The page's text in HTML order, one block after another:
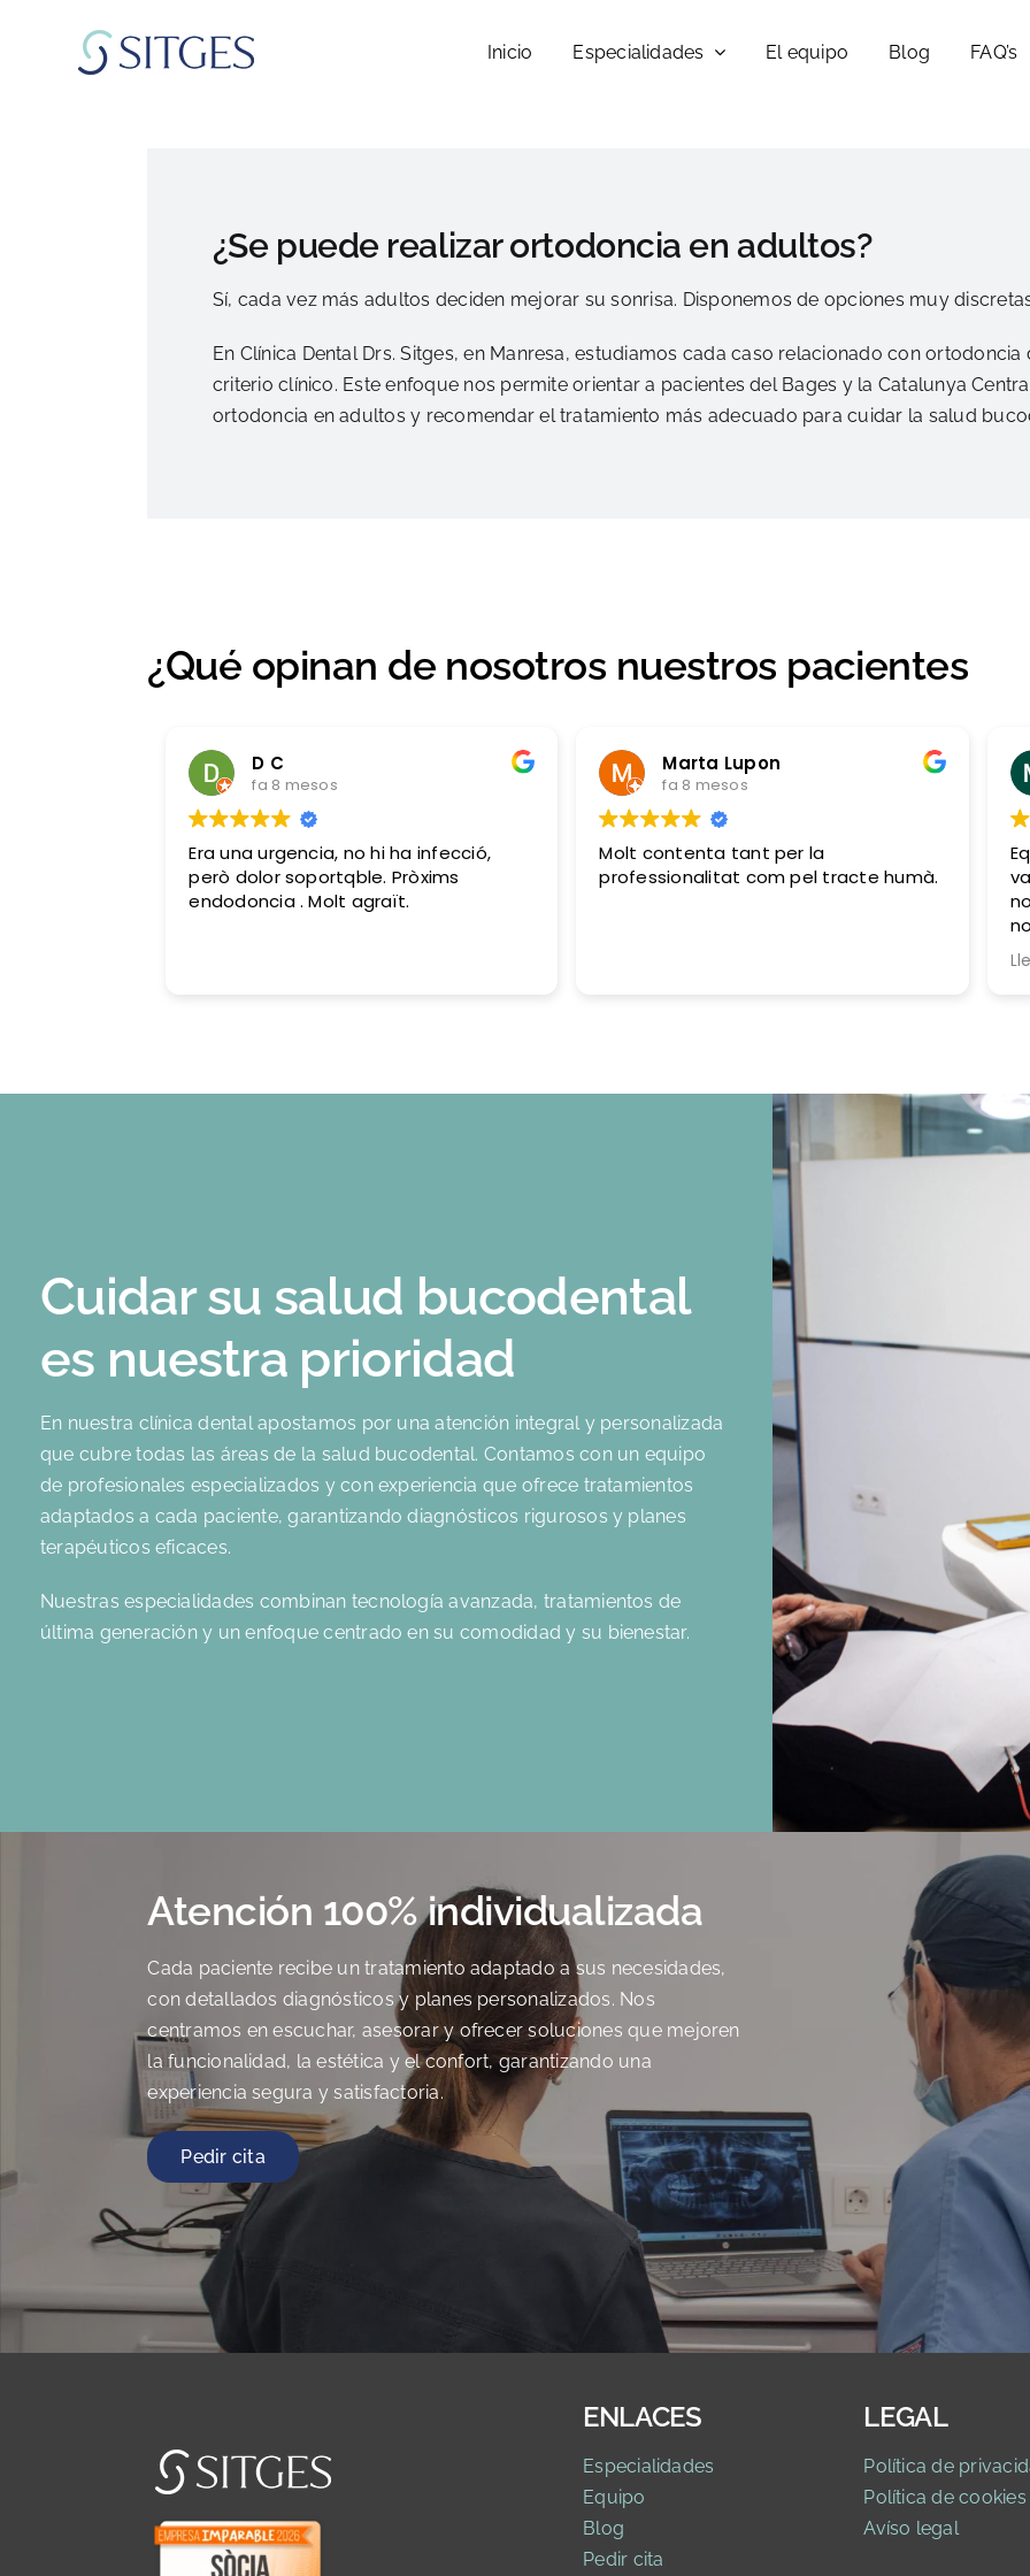
contenido
Inicio Especialidades El equipo Blog FAQ’s
¿Se puede realizar ortodoncia en adultos?
Sí, cada vez más adultos deciden mejorar su sonrisa. Disponemos de opciones muy
En Clínica Dental Drs. Sitges, en Manresa, estudiamos cada caso relacionado con
criterio clínico. Este enfoque nos permite orientar a pacientes del Bages y la Catalunya
ortodoncia en adultos y recomendar el tratamiento más adecuado para cuidar la salud
¿Qué opinan de nosotros nuestros pacientes
D C
fa 8 mesos
Era una urgencia, no hi ha infecció,
però dolor soportqble. Pròxims
endodoncia . Molt agraït.
Marta Lupon
fa 8 mesos
Molt contenta tant per la
professionalitat com pel tracte humà.
ni
Cuidar su salud bucodental
es nuestra prioridad
En nuestra clínica dental apostamos por una atención integral y personalizada
que cubre todas las áreas de la salud bucodental. Contamos con un equipo
de profesionales especializados y con experiencia que ofrece tratamientos
adaptados a cada paciente, garantizando diagnósticos rigurosos y planes
terapéuticos eficaces.
Nuestras especialidades combinan tecnología avanzada, tratamientos de
última generación y un enfoque centrado en su comodidad y su bienestar.
Atención 100% individualizada
Cada paciente recibe un tratamiento adaptado a sus necesidades,
con detallados diagnósticos y planes personalizados. Nos
centramos en escuchar, asesorar y ofrecer soluciones que mejoren
la funcionalidad, la estética y el confort, garantizando una
experiencia segura y satisfactoria.
Pedir cita
ENLACES
Especialidades
Equipo
Blog
Pedir cita
LEGAL
Política de privaci
Política de cookies
Avíso legal